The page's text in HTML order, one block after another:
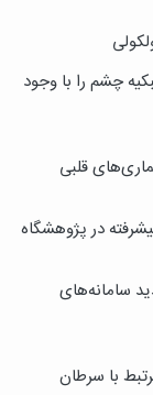
چشم را با وجود
قلبی
در پژوهشگاه
سامانه‌های